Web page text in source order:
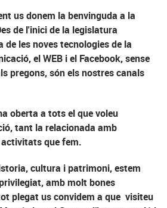
us donem la benvinguda a la
de l'inici de la legislatura
de les noves tecnologies de la
el WEB i el Facebook, sense
pregons, són els nostres canals
oberta a tots el que voleu
tant la relacionada amb
activitats que fem.
cultura i patrimoni, estem
amb molt bones
plegat us convidem a que visiteu